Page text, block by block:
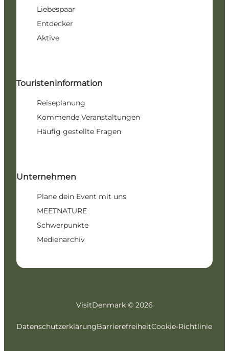
Liebespaar
Entdecker
Aktive
Touristeninformation
Reiseplanung
Kommende Veranstaltungen
Häufig gestellte Fragen
Unternehmen
Plane dein Event mit uns
MEETNATURE
Schwerpunkte
Medienarchiv
VisitDenmark © 2026
DatenschutzerklärungBarrierefreiheitCookie-Richtlinie